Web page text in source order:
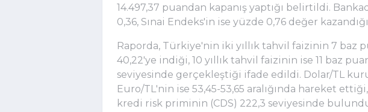
14.497,37 puandan kapanış yaptığı belirtildi.
0,36, Sınai Endeks'in ise yüzde 0,76 değer
Raporda, Türkiye'nin iki yıllık tahvil faizinin 7 baz
40,22'ye indiği, 10 yıllık tahvil faizinin ise 11 baz
seviyesinde gerçekleştiği ifade edildi. Dolar/TL
Euro/TL'nin ise 53,45-53,65 aralığında hareket
kredi risk priminin (CDS) 222,3 seviyesinde